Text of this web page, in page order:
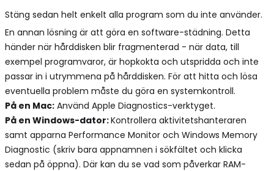
Stäng sedan helt enkelt alla program som du inte använder.
En annan lösning är att göra en software-städning. Detta
händer när hårddisken blir fragmenterad - när data, till
exempel programvaror, är hopkokta och utspridda och inte
passar in i utrymmena på hårddisken. För att hitta och lösa
eventuella problem måste du göra en systemkontroll.
På en Mac: Använd Apple Diagnostics-verktyget.
På en Windows-dator:Kontrollera aktivitetshanteraren
samt apparna Performance Monitor och Windows Memory
Diagnostic (skriv bara appnamnen i sökfältet och klicka
sedan på öppna). Där kan du se vad som påverkar RAM-